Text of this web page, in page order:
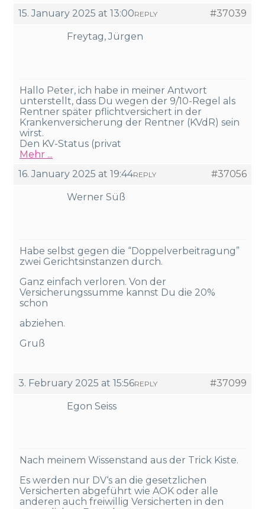
15. January 2025 at 13:00
#37039
REPLY
Freytag, Jürgen
Hallo Peter, ich habe in meiner Antwort
unterstellt, dass Du wegen der 9/10-Regel als
Rentner später pflichtversichert in der
Krankenversicherung der Rentner (KVdR) sein
wirst.
Den KV-Status (privat
Mehr ...
16. January 2025 at 19:44
#37056
REPLY
Werner Süß
Habe selbst gegen die “Doppelverbeitragung”
zwei Gerichtsinstanzen durch.
Ganz einfach verloren. Von der
Versicherungssumme kannst Du die 20%
schon
abziehen.
Gruß
3. February 2025 at 15:56 #37099
REPLY
Egon Seiss
Nach meinem Wissenstand aus der Trick Kiste.
Es werden nur DV‘s an die gesetzlichen
Versicherten abgeführt wie AOK oder alle
anderen auch freiwillig Versicherten in den